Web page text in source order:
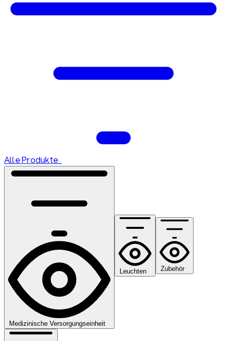
Alle Produkte
Medizinische Versorgungseinheit
Leuchten Zubehör